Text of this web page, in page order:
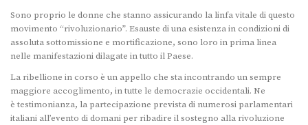
Sono proprio le donne che stanno assicurando la linfa vitale di questo
movimento “rivoluzionario”. Esauste di una esistenza in condizioni di
assoluta sottomissione e mortificazione, sono loro in prima linea
nelle manifestazioni dilagate in tutto il Paese.
La ribellione in corso è un appello che sta incontrando un sempre
maggiore accoglimento, in tutte le democrazie occidentali. Ne
è testimonianza, la partecipazione prevista di numerosi parlamentari
italiani all’evento di domani per ribadire il sostegno alla rivoluzione